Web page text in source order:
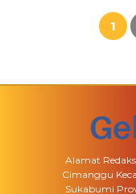
Paginasi
1
Alamat
Cimanggu
Sukabumi